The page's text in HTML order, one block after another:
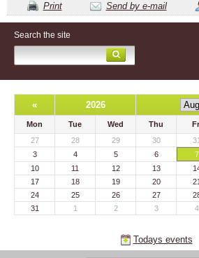
Print Send by e-mail
Search the site
« 2026
Mon Tue Wed Thu
27
28 29 30 31
3
4 5 6 7
10
11 12 13
17
18 19 20 21
24
25 26 27
31
1 2 3 4
Todays events